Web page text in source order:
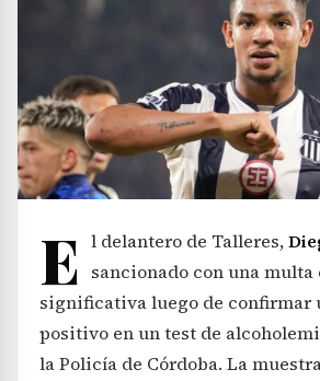
E l delantero de Talleres,
sancionado con una multa
significativa luego de confirmar
positivo en un test de
la Policía de Córdoba. La